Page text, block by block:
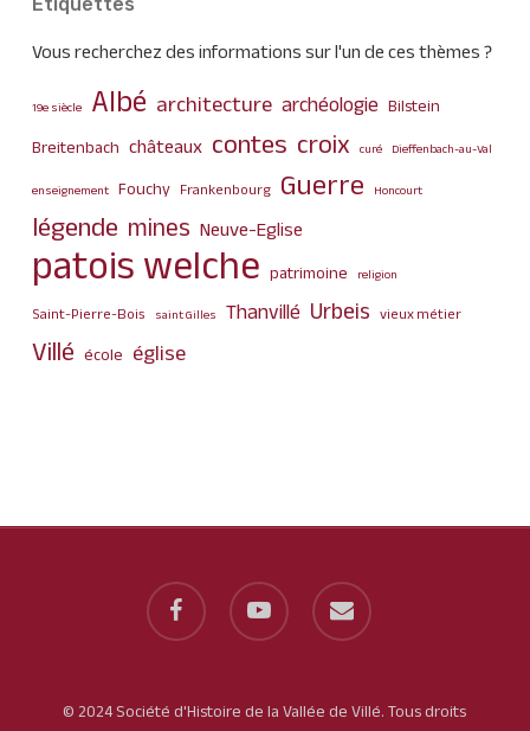
Etiquettes
Vous recherchez des informations sur l'un de ces thèmes ?
19e siècle Albé architecture archéologie Bilstein
Breitenbach châteaux contes croix curé Dieffenbach-au-Val
enseignement Fouchy Frankenbourg Guerre Honcourt
légende mines Neuve-Eglise
patois welche patrimoine religion
Saint-Pierre-Bois saint Gilles Thanvillé Urbeis vieux métier
Villé école église
facebook youtube email
© 2024 Société d'Histoire de la Vallée de Villé. Tous droits